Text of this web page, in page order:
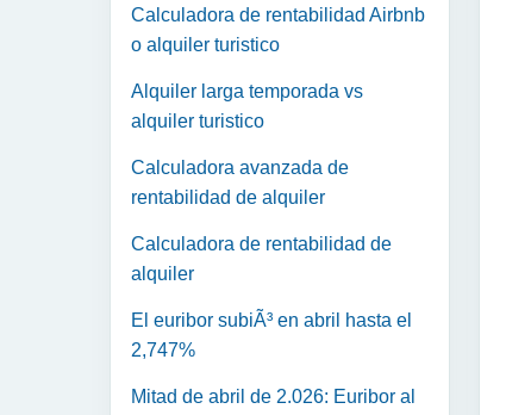
Calculadora de rentabilidad Airbnb
o alquiler turistico
Alquiler larga temporada vs
alquiler turistico
Calculadora avanzada de
rentabilidad de alquiler
Calculadora de rentabilidad de
alquiler
El euribor subiÃ³ en abril hasta el
2,747%
Mitad de abril de 2.026: Euribor al